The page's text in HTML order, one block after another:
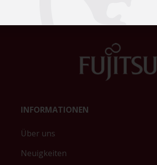
INFORMATIONEN
Über uns
Neuigkeiten